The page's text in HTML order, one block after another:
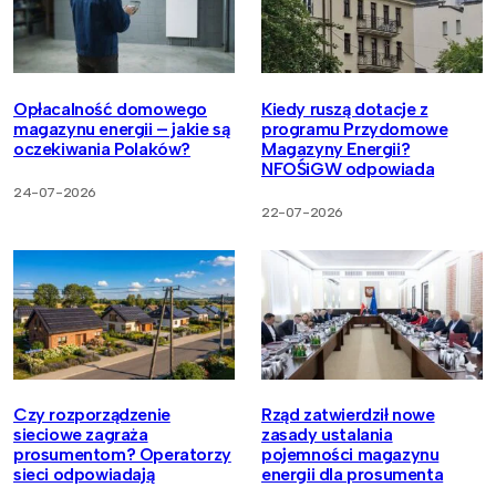
Opłacalność domowego
magazynu energii – jakie są
oczekiwania Polaków?
24-07-2026
Kiedy ruszą dotacje z
programu Przydomowe
Magazyny Energii?
NFOŚiGW odpowiada
22-07-2026
Czy rozporządzenie
sieciowe zagraża
prosumentom? Operatorzy
sieci odpowiadają
Rząd zatwierdził nowe
zasady ustalania
pojemności magazynu
energii dla prosumenta